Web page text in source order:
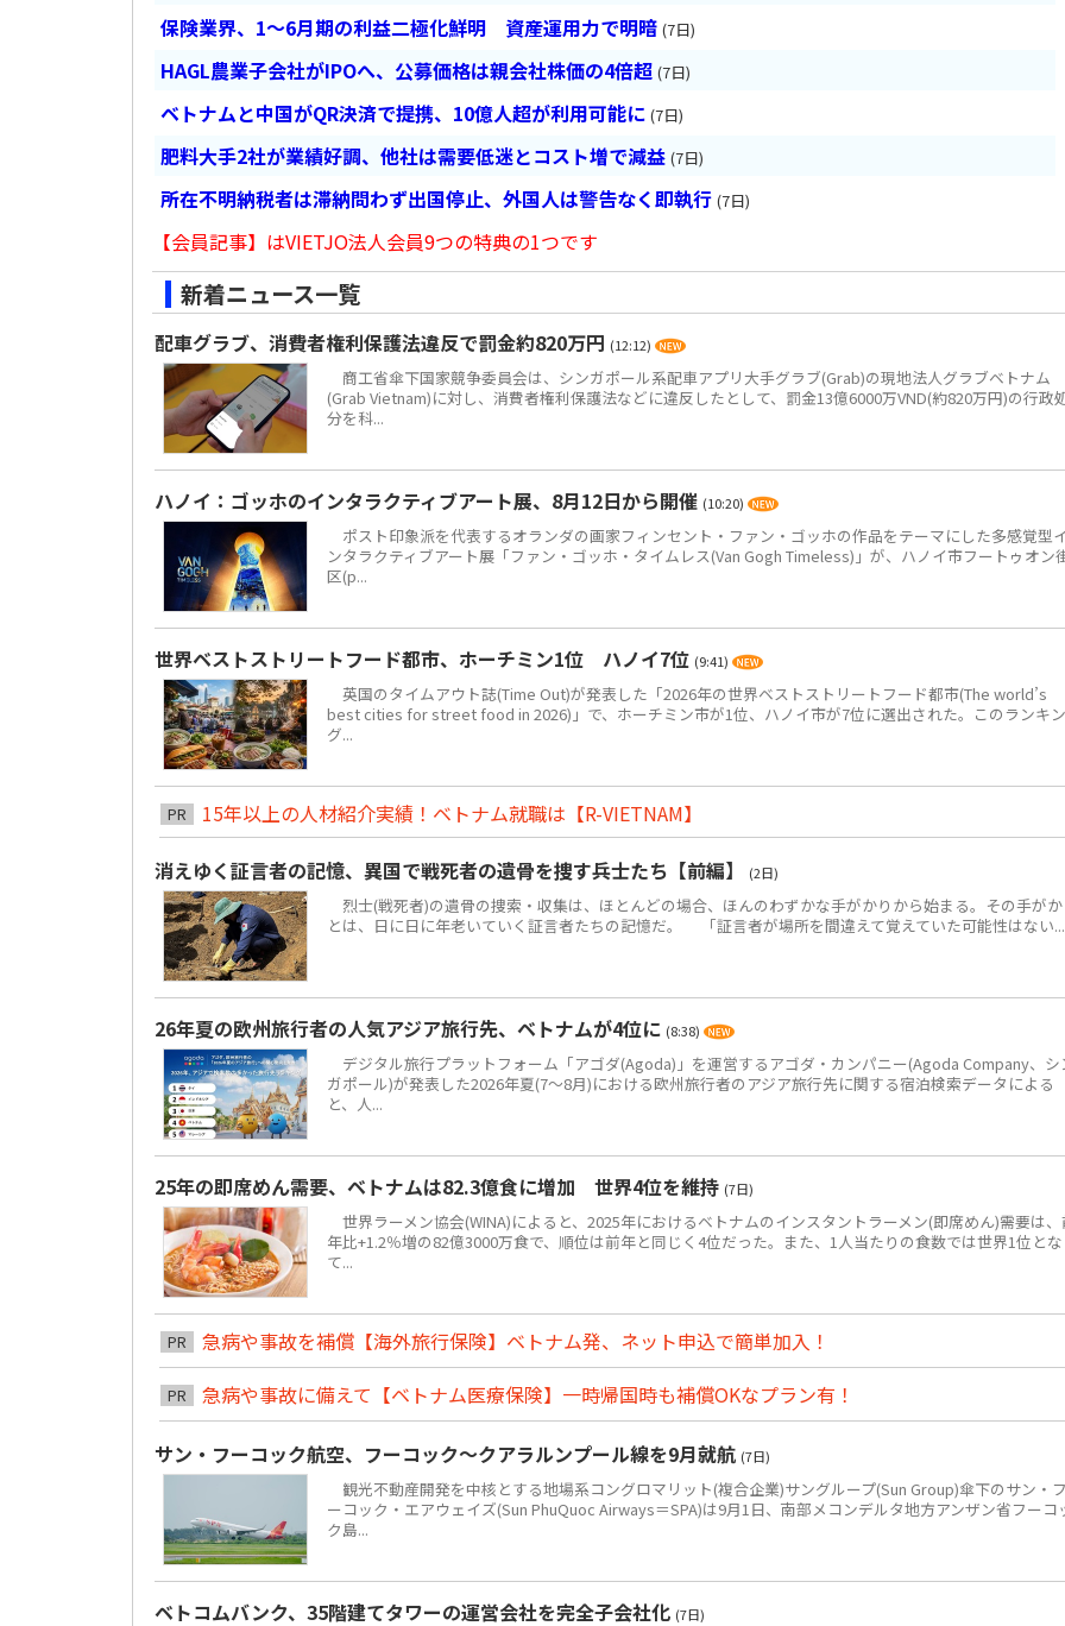
保険業界、1～6月期の利益二極化鮮明 資産運用力で明暗 (7日)
HAGL農業子会社がIPOへ、公募価格は親会社株価の4倍超 (7日)
ベトナムと中国がQR決済で提携、10億人超が利用可能に (7日)
肥料大手2社が業績好調、他社は需要低迷とコスト増で減益 (7日)
所在不明納税者は滞納問わず出国停止、外国人は警告なく即執行 (7日)
【会員記事】はVIETJO法人会員9つの特典の1つです
新着ニュース一覧
配車グラブ、消費者権利保護法違反で罰金約820万円 (12:12)
商工省傘下国家競争委員会は、シンガポール系配車アプリ大手グラブ(Grab)の現地法人グラブベトナム
(Grab Vietnam)に対し、消費者権利保護法などに違反したとして、罰金13億6000万VND(約820万円)の行政
分を科...
ハノイ：ゴッホのインタラクティブアート展、8月12日から開催 (10:20)
ポスト印象派を代表するオランダの画家フィンセント・ファン・ゴッホの作品をテーマにした多感覚型
ンタラクティブアート展「ファン・ゴッホ・タイムレス(Van Gogh Timeless)」が、ハノイ市フートゥオン
区(p...
世界ベストストリートフード都市、ホーチミン1位 ハノイ7位 (9:41)
英国のタイムアウト誌(Time Out)が発表した「2026年の世界ベストストリートフード都市(The world’s
best cities for street food in 2026)」で、ホーチミン市が1位、ハノイ市が7位に選出された。このランキン
グ...
PR
15年以上の人材紹介実績！ベトナム就職は【R-VIETNAM】
消えゆく証言者の記憶、異国で戦死者の遺骨を捜す兵士たち【前編】
(2日)
烈士(戦死者)の遺骨の捜索・収集は、ほとんどの場合、ほんのわずかな手がかりから始まる。その手が
とは、日に日に年老いていく証言者たちの記憶だ。 「証言者が場所を間違えて覚えていた可能性はない...
26年夏の欧州旅行者の人気アジア旅行先、ベトナムが4位に (8:38)
デジタル旅行プラットフォーム「アゴダ(Agoda)」を運営するアゴダ・カンパニー(Agoda Company、シ
ガポール)が発表した2026年夏(7～8月)における欧州旅行者のアジア旅行先に関する宿泊検索データによる
と、人...
25年の即席めん需要、ベトナムは82.3億食に増加 世界4位を維持 (7日)
世界ラーメン協会(WINA)によると、2025年におけるベトナムのインスタントラーメン(即席めん)需要は
年比+1.2％増の82億3000万食で、順位は前年と同じく4位だった。また、1人当たりの食数では世界1位と
て...
PR 急病や事故を補償【海外旅行保険】ベトナム発、ネット申込で簡単加入！
PR 急病や事故に備えて【ベトナム医療保険】一時帰国時も補償OKなプラン有！
サン・フーコック航空、フーコック～クアラルンプール線を9月就航 (7日)
観光不動産開発を中核とする地場系コングロマリット(複合企業)サングループ(Sun Group)傘下のサン・
ーコック・エアウェイズ(Sun PhuQuoc Airways＝SPA)は9月1日、南部メコンデルタ地方アンザン省フーコ
ク島...
ベトコムバンク、35階建てタワーの運営会社を完全子会社化 (7日)